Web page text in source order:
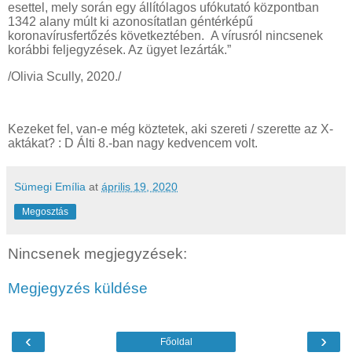
esettel, mely során egy állítólagos ufókutató központban
1342 alany múlt ki azonosítatlan géntérképű
koronavírusfertőzés következtében. A vírusról nincsenek
korábbi feljegyzések. Az ügyet lezárták.”
/Olivia Scully, 2020./
Kezeket fel, van-e még köztetek, aki szereti / szerette az X-
aktákat? : D Álti 8.-ban nagy kedvencem volt.
Sümegi Emília at április 19, 2020
Megosztás
Nincsenek megjegyzések:
Megjegyzés küldése
‹ ›
Főoldal